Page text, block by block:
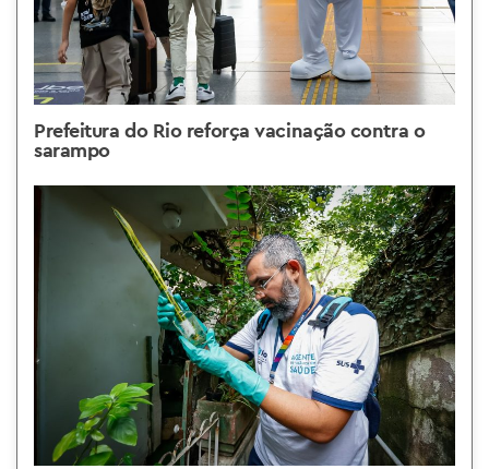
Prefeitura do Rio reforça vacinação contra o
sarampo